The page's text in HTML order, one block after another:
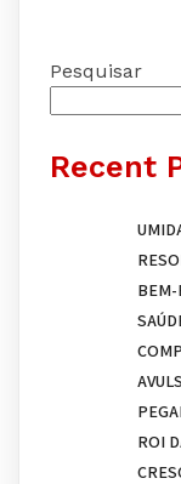
Pesquisar
Recent
BEM-
ROI